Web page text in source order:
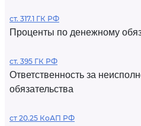
ст. 317.1 ГК РФ
Проценты по денежному
ст. 395 ГК РФ
Ответственность за
обязательства
ст 20.25 КоАП РФ